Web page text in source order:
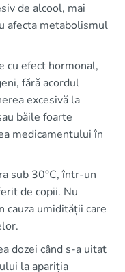
de alcool, mai
afecta metabolismul
cu efect hormonal,
fără acordul
excesivă la
băile foarte
medicamentului în
sub 30°C, într-un
de copii. Nu
cauza umidității care
dozei când s-a uitat
la apariția